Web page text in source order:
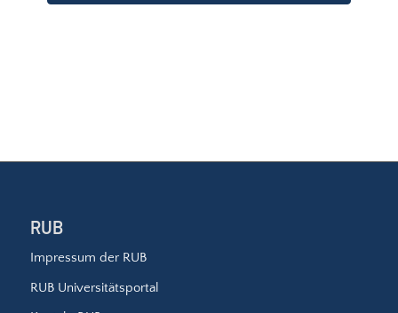
RUB
Impressum der RUB
RUB Universitätsportal